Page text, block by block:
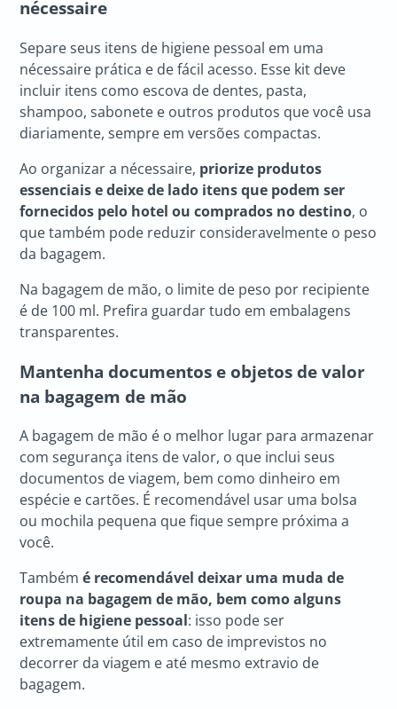
nécessaire
Separe seus itens de higiene pessoal em uma
nécessaire prática e de fácil acesso. Esse kit deve
incluir itens como escova de dentes, pasta,
shampoo, sabonete e outros produtos que você usa
diariamente, sempre em versões compactas.
Ao organizar a nécessaire, priorize produtos
essenciais e deixe de lado itens que podem ser
fornecidos pelo hotel ou comprados no destino, o
que também pode reduzir consideravelmente o peso
da bagagem.
Na bagagem de mão, o limite de peso por recipiente
é de 100 ml. Prefira guardar tudo em embalagens
transparentes.
Mantenha documentos e objetos de valor
na bagagem de mão
A bagagem de mão é o melhor lugar para armazenar
com segurança itens de valor, o que inclui seus
documentos de viagem, bem como dinheiro em
espécie e cartões. É recomendável usar uma bolsa
ou mochila pequena que fique sempre próxima a
você.
Tambémé recomendável deixar uma muda de
roupa na bagagem de mão, bem como alguns
itens de higiene pessoal: isso pode ser
extremamente útil em caso de imprevistos no
decorrer da viagem e até mesmo extravio de
bagagem.